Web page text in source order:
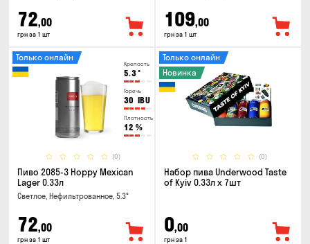
72,00
грн за 1 шт
109,00
грн за 1 шт
Крепость
5.3°
Горечь
30 IBU
Плотность
12 %
(0)
Только онлайн
Пиво 2085-3 Hoppy Mexican
Lager 0.33л
Светлое, Нефильтрованное, 5.3°
72,00
грн за 1 шт
(0)
Только онлайн
Новинка
Набор пива Underwood Taste
of Kyiv 0.33л x 7шт
0,00
грн за 1